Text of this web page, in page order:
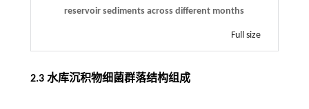
reservoir sediments across different months
Full size
2.3 水库沉积物细菌群落结构组成